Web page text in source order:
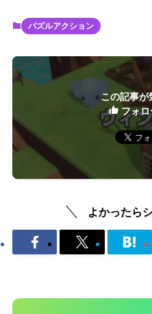
パズルアクション
この記事が
フォ
よかったら